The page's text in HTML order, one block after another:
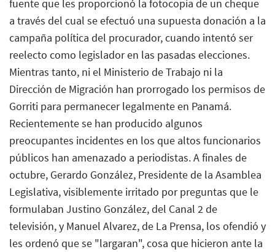
fuente que les proporcionó la fotocopia de un cheque
a través del cual se efectuó una supuesta donación a la
campaña política del procurador, cuando intentó ser
reelecto como legislador en las pasadas elecciones.
Mientras tanto, ni el Ministerio de Trabajo ni la
Dirección de Migración han prorrogado los permisos de
Gorriti para permanecer legalmente en Panamá.
Recientemente se han producido algunos
preocupantes incidentes en los que altos funcionarios
públicos han amenazado a periodistas. A finales de
octubre, Gerardo González, Presidente de la Asamblea
Legislativa, visiblemente irritado por preguntas que le
formulaban Justino González, del Canal 2 de
televisión, y Manuel Alvarez, de La Prensa, los ofendió y
les ordenó que se "largaran", cosa que hicieron ante la